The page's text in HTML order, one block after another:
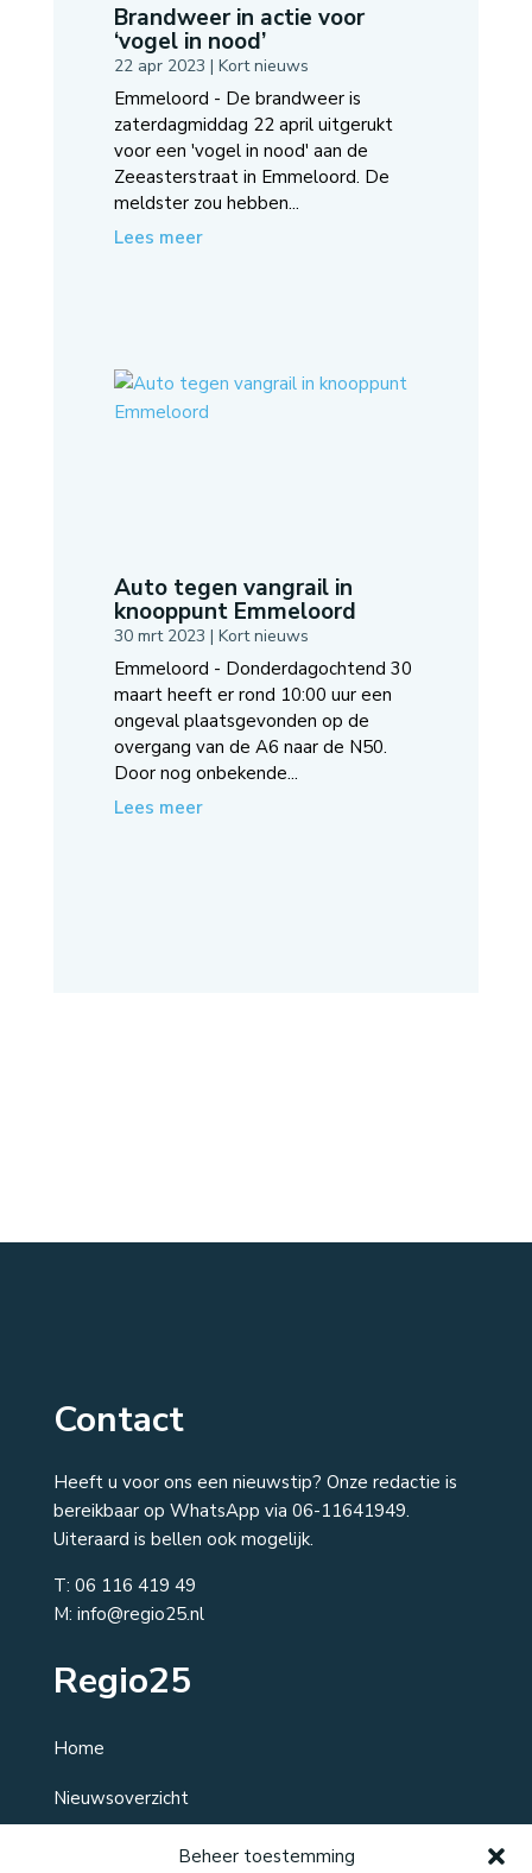
Beheer toestemming
Brandweer in actie voor
‘vogel in nood’
22 apr 2023 | Kort nieuws
Emmeloord - De brandweer is
zaterdagmiddag 22 april uitgerukt
voor een 'vogel in nood' aan de
Zeeasterstraat in Emmeloord. De
meldster zou hebben...
Lees meer
Auto tegen vangrail in
knooppunt Emmeloord
30 mrt 2023 | Kort nieuws
Emmeloord - Donderdagochtend 30
maart heeft er rond 10:00 uur een
ongeval plaatsgevonden op de
overgang van de A6 naar de N50.
Door nog onbekende...
Lees meer
Contact
Heeft u voor ons een nieuwstip? Onze redactie is
bereikbaar op WhatsApp via 06-11641949.
Uiteraard is bellen ook mogelijk.
T: 06 116 419 49
M: info@regio25.nl
Regio25
Home
Nieuwsoverzicht